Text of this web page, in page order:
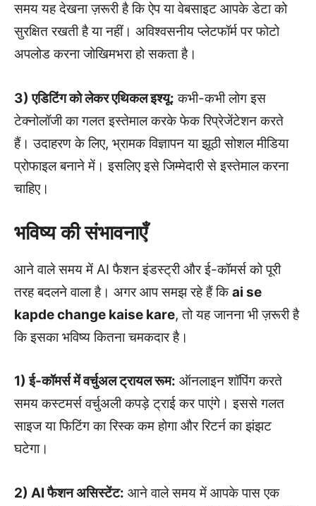
समय यह देखना ज़रूरी है कि ऐप या वेबसाइट आपके डेटा को
सुरक्षित रखती है या नहीं। अविश्वसनीय प्लेटफॉर्म पर फोटो
अपलोड करना जोखिमभरा हो सकता है।
3) एडिटिंग को लेकर एथिकल इश्यू: कभी-कभी लोग इस
टेक्नोलॉजी का गलत इस्तेमाल करके फेक रिप्रेजेंटेशन करते
हैं। उदाहरण के लिए, भ्रामक विज्ञापन या झूठी सोशल मीडिया
प्रोफाइल बनाने में। इसलिए इसे जिम्मेदारी से इस्तेमाल करना
चाहिए।
भविष्य की संभावनाएँ
आने वाले समय में AI फैशन इंडस्ट्री और ई-कॉमर्स को पूरी
तरह बदलने वाला है। अगर आप समझ रहे हैं किai se
kapde change kaise kare, तो यह जानना भी ज़रूरी है
कि इसका भविष्य कितना चमकदार है।
1) ई-कॉमर्स में वर्चुअल ट्रायल रूम: ऑनलाइन शॉपिंग करते
समय कस्टमर्स वर्चुअली कपड़े ट्राई कर पाएंगे। इससे गलत
साइज या फिटिंग का रिस्क कम होगा और रिटर्न का झंझट
घटेगा।
2) AI फैशन असिस्टेंट: आने वाले समय में आपके पास एक